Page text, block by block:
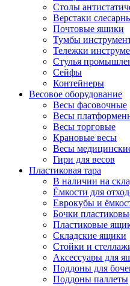
Столы
Верстаки
Почтовые ящики
Тумбы
Тележки
Стулья
Сейфы
Контейнеры
Весовое оборудование
Весы фасовочные
Весы
Весы торговые
Крановые весы
Весы
Гири для весов
Пластиковая тара
В наличии на
Ёмкости для
Еврокубы и
Бочки
Пластиковые
Складские ящики
Стойки и
Аксессуары для
Поддоны для
Поддоны паллеты